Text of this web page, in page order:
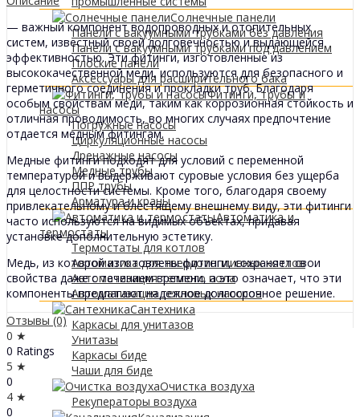
Солнечные панели
Панели с вакуумными трубками без давления
Панели с вакуумными трубками под давлением
Плоские панели
Аксессуары для расширительного бака
Фитинги, трубы и
насосы
Погружные насосы
Циркуляционные насосы
Дренажные насосы
Медные трубы
ППР трубы
Арматура и краны
Автоматика и
термостаты
Термостаты для котлов
Автоматика для твердотопливных котлов
Автоматизация теплого пола
Автоматизация тепловых насосов
Сантехника
Каркасы для унитазов
Унитазы
Каркасы биде
Чаши для биде
Очистка воздуха
Рекуператоры воздуха
— важный компонент водопроводных и отопительных
систем, известный своей долговечностью и выдающейся
эффективностью. Эти фитинги, изготовленные из
высококачественной меди, используются для безопасного и
герметичного соединения и прокладки труб. Благодаря
особым свойствам меди, таким как коррозионная стойкость и
отличная проводимость, во многих случаях предпочтение
отдается медным фитингам.
Медные фитинги подходят для условий с переменной
температурой и выдерживают суровые условия без ущерба
для целостности системы. Кроме того, благодаря своему
привлекательному и блестящему внешнему виду, эти фитинги
часто используются на видимых объектах, придавая
установке дополнительную эстетику.
Медь, из которой изготовлены фитинги, сохраняет свои
свойства даже с течением времени, а это означает, что эти
компоненты предлагают надежное долгосрочное решение.
Отзывы (0)
0 ★
0 Ratings
5 ★
0
4 ★
0